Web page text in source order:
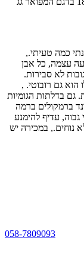
כמה טעיתי.,
עצמה, כל אבן
לא סבירות.
הוא גם רובוטי. ,
גם בדלתות הגומיות
ברמקולים ברמה
עדיף להימנע
נוחים., במכירה יש
058-7809093